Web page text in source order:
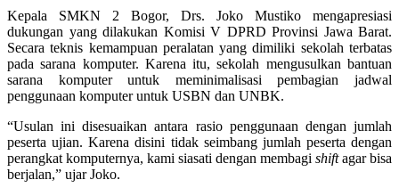
Kepala SMKN 2 Bogor, Drs. Joko Mustiko mengapresiasi
dukungan yang dilakukan Komisi V DPRD Provinsi Jawa Barat.
Secara teknis kemampuan peralatan yang dimiliki sekolah terbatas
pada sarana komputer. Karena itu, sekolah mengusulkan bantuan
sarana komputer untuk meminimalisasi pembagian jadwal
penggunaan komputer untuk USBN dan UNBK.
“Usulan ini disesuaikan antara rasio penggunaan dengan jumlah
peserta ujian. Karena disini tidak seimbang jumlah peserta dengan
perangkat komputernya, kami siasati dengan membagi shiftagar bisa
berjalan,” ujar Joko.